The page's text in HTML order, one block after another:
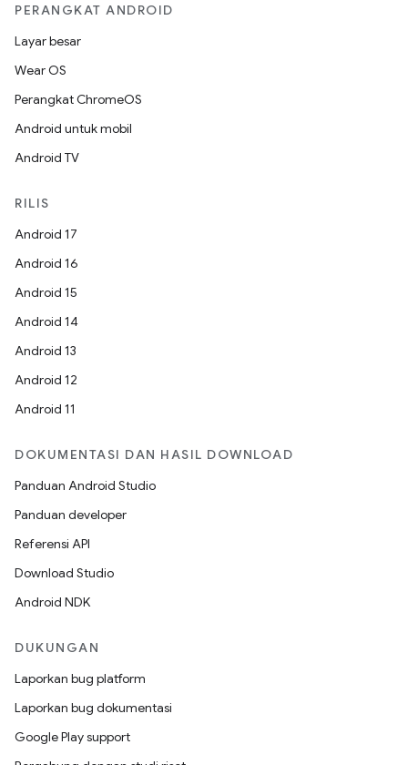
PERANGKAT ANDROID
Layar besar
Wear OS
Perangkat ChromeOS
Android untuk mobil
Android TV
RILIS
Android 17
Android 16
Android 15
Android 14
Android 13
Android 12
Android 11
DOKUMENTASI DAN HASIL DOWNLOAD
Panduan Android Studio
Panduan developer
Referensi API
Download Studio
Android NDK
DUKUNGAN
Laporkan bug platform
Laporkan bug dokumentasi
Google Play support